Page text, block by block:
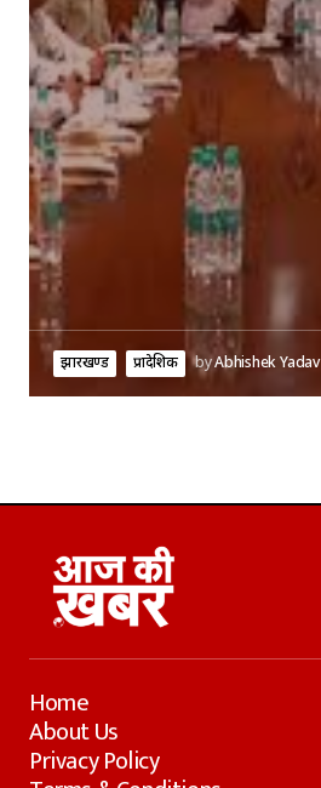
झारखण्ड प्रादेशिक byAbhishek Yadav
Home
About Us
Privacy Policy